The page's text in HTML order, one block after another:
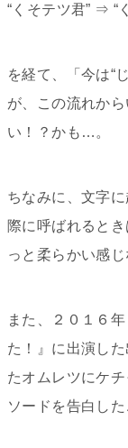
“くそテツ君” ⇒ “
を経て、「今は“
が、この流れか
い！？かも…。
ちなみに、文字
際に呼ばれると
っと柔らかい感じ
また、２０１６
た！
』に出演し
たオムレツにケ
ソードを告白した